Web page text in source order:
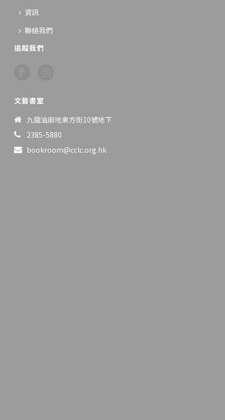
資訊
聯絡我們
追蹤我們
文藝書室
九龍油麻地東方街10號地下
2385-5880
bookroom@cclc.org.hk